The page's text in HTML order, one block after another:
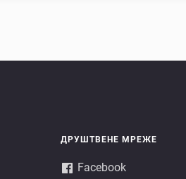
ДРУШТВЕНЕ МРЕЖЕ
Facebook